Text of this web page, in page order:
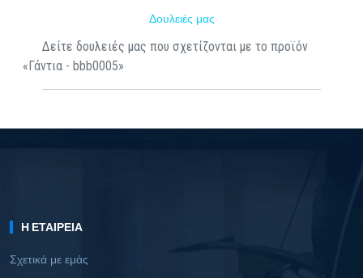
Δουλειές μας
Δείτε δουλειές μας που σχετίζονται με το προϊόν
«Γάντια - bbb0005»
Η ΕΤΑΙΡΕΊΑ
Σχετικά με εμάς